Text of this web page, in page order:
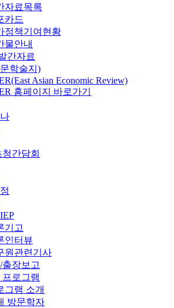
자료목록
카드
정책기여현황
물안내
간자료
학술지)
Asian Economic Review)
홈페이지 바로가기
간담회
기고
인터뷰
원관련기사
장보고
로그램
그램 소개
방문학자